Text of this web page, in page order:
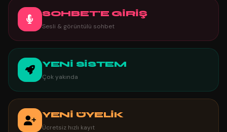
SOHBET'E GİRİŞ
Sesli & görüntülü sohbet
YENİ SİSTEM
Çok yakında
YENİ ÜYELİK
Ücretsiz hızlı kayıt